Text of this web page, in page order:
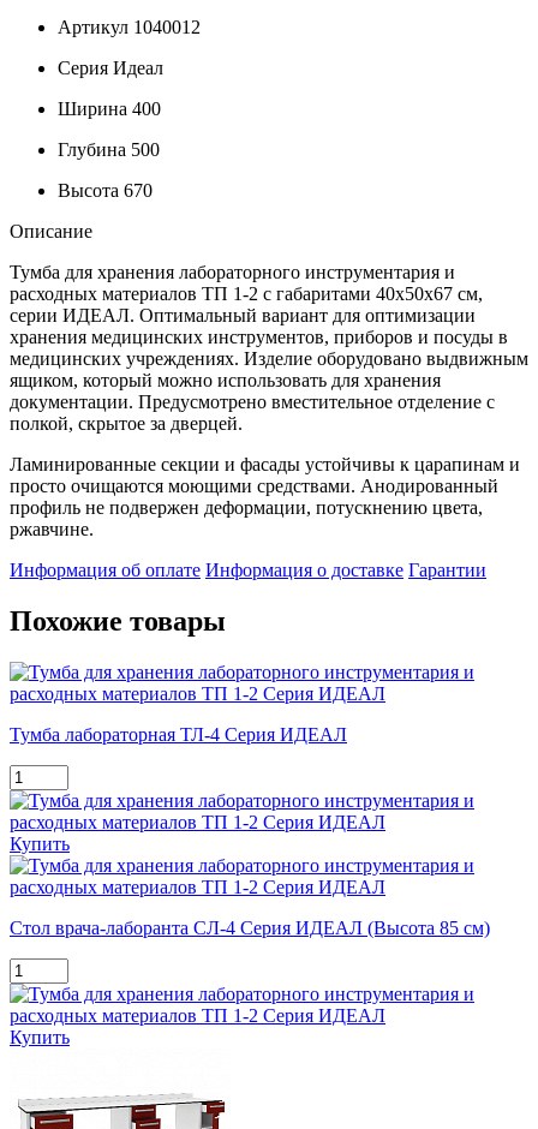
Артикул 1040012
Серия Идеал
Ширина 400
Глубина 500
Высота 670
Описание
Тумба для хранения лабораторного инструментария и
расходных материалов ТП 1-2 с габаритами 40х50х67 см,
серии ИДЕАЛ. Оптимальный вариант для оптимизации
хранения медицинских инструментов, приборов и посуды в
медицинских учреждениях. Изделие оборудовано выдвижным
ящиком, который можно использовать для хранения
документации. Предусмотрено вместительное отделение с
полкой, скрытое за дверцей.
Ламинированные секции и фасады устойчивы к царапинам и
просто очищаются моющими средствами. Анодированный
профиль не подвержен деформации, потускнению цвета,
ржавчине.
Информация об оплате Информация о доставке Гарантии
Похожие товары
Тумба лабораторная ТЛ-4 Серия ИДЕАЛ
Купить
Стол врача-лаборанта СЛ-4 Серия ИДЕАЛ (Высота 85 см)
Купить